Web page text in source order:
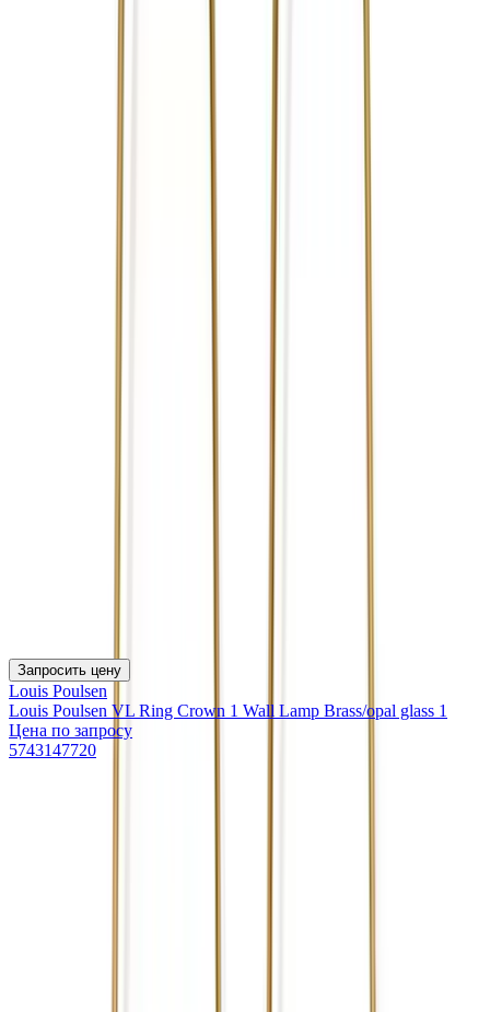
Запросить цену
Louis Poulsen
Louis Poulsen VL Ring Crown 1 Wall Lamp Brass/opal glass 1
Цена по запросу
5743147720